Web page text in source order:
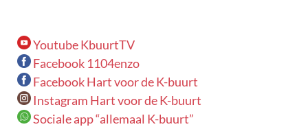
Youtube KbuurtTV
Facebook 1104enzo
Facebook Hart voor de K-buurt
Instagram Hart voor de K-buurt
Sociale app “allemaal K-buurt”